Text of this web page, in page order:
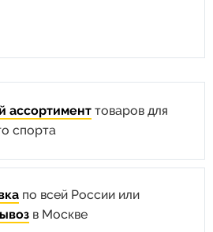
ассортимент товаров для
спорта
по всей России или
в Москве